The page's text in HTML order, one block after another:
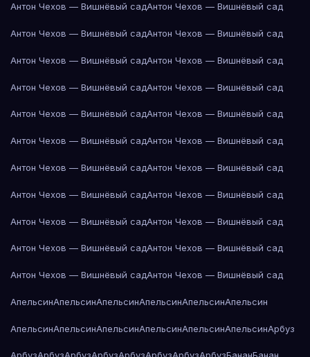
Антон Чехов — Вишнёвый садАнтон Чехов — Вишнёвый сад
Антон Чехов — Вишнёвый садАнтон Чехов — Вишнёвый сад
Антон Чехов — Вишнёвый садАнтон Чехов — Вишнёвый сад
Антон Чехов — Вишнёвый садАнтон Чехов — Вишнёвый сад
Антон Чехов — Вишнёвый садАнтон Чехов — Вишнёвый сад
Антон Чехов — Вишнёвый садАнтон Чехов — Вишнёвый сад
Антон Чехов — Вишнёвый садАнтон Чехов — Вишнёвый сад
Антон Чехов — Вишнёвый садАнтон Чехов — Вишнёвый сад
Антон Чехов — Вишнёвый садАнтон Чехов — Вишнёвый сад
Антон Чехов — Вишнёвый садАнтон Чехов — Вишнёвый сад
Антон Чехов — Вишнёвый садАнтон Чехов — Вишнёвый сад
АпельсинАпельсинАпельсинАпельсинАпельсинАпельсин
АпельсинАпельсинАпельсинАпельсинАпельсинАпельсинАрбуз